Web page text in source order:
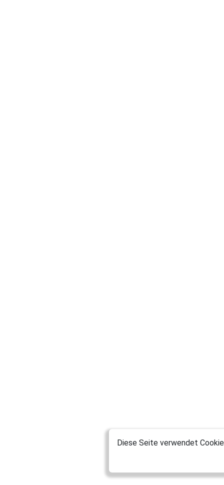
Diese Seite verwendet